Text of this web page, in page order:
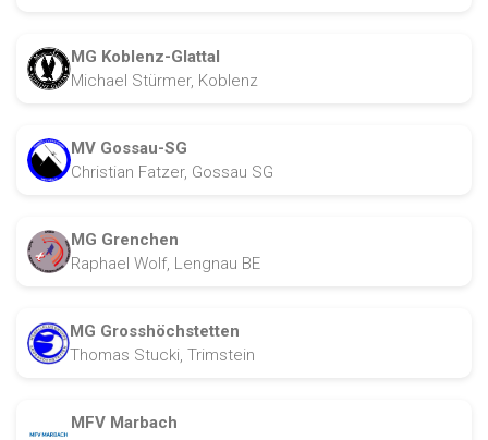
MG Koblenz-Glattal
Michael Stürmer, Koblenz
MV Gossau-SG
Christian Fatzer, Gossau SG
MG Grenchen
Raphael Wolf, Lengnau BE
MG Grosshöchstetten
Thomas Stucki, Trimstein
MFV Marbach